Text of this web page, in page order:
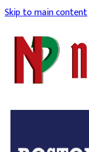
Skip to main content